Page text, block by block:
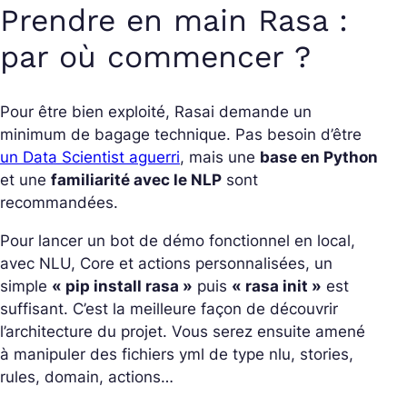
Prendre en main Rasa :
par où commencer ?
Pour être bien exploité, Rasai demande un
minimum de bagage technique. Pas besoin d’être
un Data Scientist aguerri, mais une base en Python
et une familiarité avec le NLP sont
recommandées.
Pour lancer un bot de démo fonctionnel en local,
avec NLU, Core et actions personnalisées, un
simple « pip install rasa » puis « rasa init » est
suffisant. C’est la meilleure façon de découvrir
l’architecture du projet. Vous serez ensuite amené
à manipuler des fichiers yml de type nlu, stories,
rules, domain, actions…